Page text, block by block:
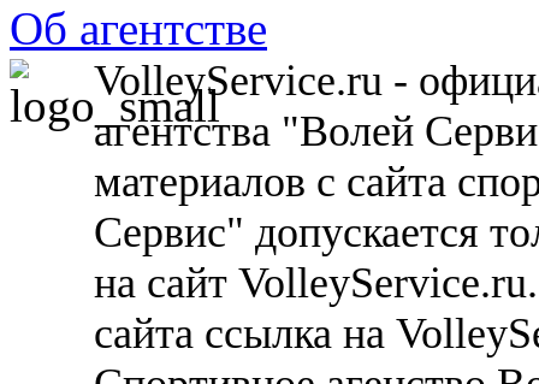
Об агентстве
VolleyService.ru -
агентства "Волей
материалов с сайта
Сервис" допускается
на сайт
сайта ссылка на